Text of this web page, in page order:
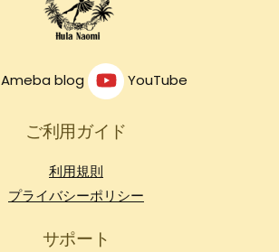
Ameba blog YouTube
ご利用ガイド
利用規則
プライバシーポリシー
サポート